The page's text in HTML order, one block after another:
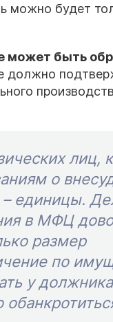
можно будет
может быть
должно
лиц,
о
единицы.
в МФЦ
размер
по
у